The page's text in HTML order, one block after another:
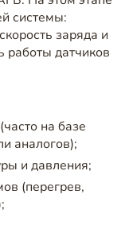
системы:
заряда и
работы датчиков
на базе
аналогов);
и давления;
(перегрев,